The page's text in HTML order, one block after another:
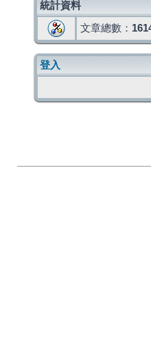
統計資料
文章總數：
登入